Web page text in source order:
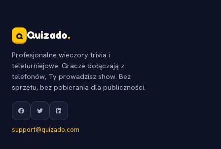
Q Quizado.
Profesjonalne wieczory trivia i
teleturniejowe. Gracze dołączają z
telefonów, Ty prowadzisz show. Bez
sprzętu, bez pobierania dla publiczności.
support@quizado.com